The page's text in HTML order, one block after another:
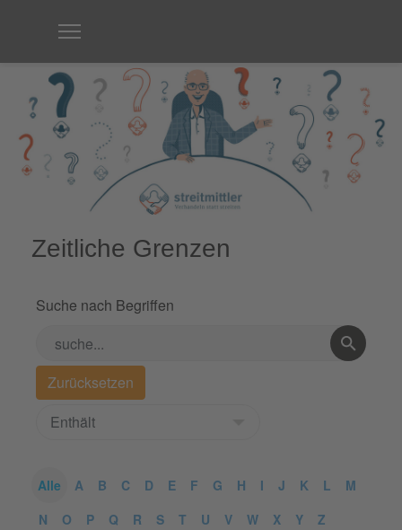
Zeitliche Grenzen
Suche nach Begriffen
Alle A B C D E F G H I J K L
M
N
O P Q R S T U V W X Y Z